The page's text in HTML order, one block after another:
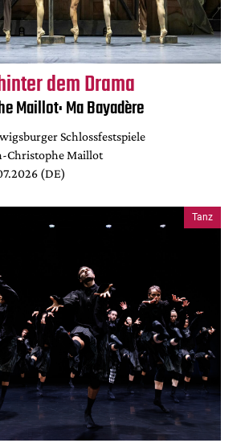
dem Drama
Maillot: Ma Bayadère
Schlossfestspiele
Christophe Maillot
(DE)
Tanz